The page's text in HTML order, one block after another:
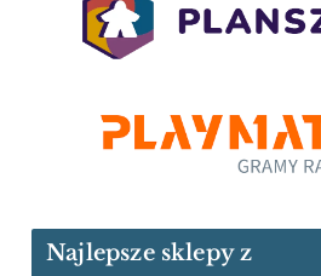
Najlepsze sklepy z